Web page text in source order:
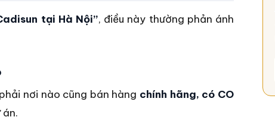
tại Hà Nội”, điều này thường phản ánh
nơi nào cũng bán hàng chính hãng, có CO